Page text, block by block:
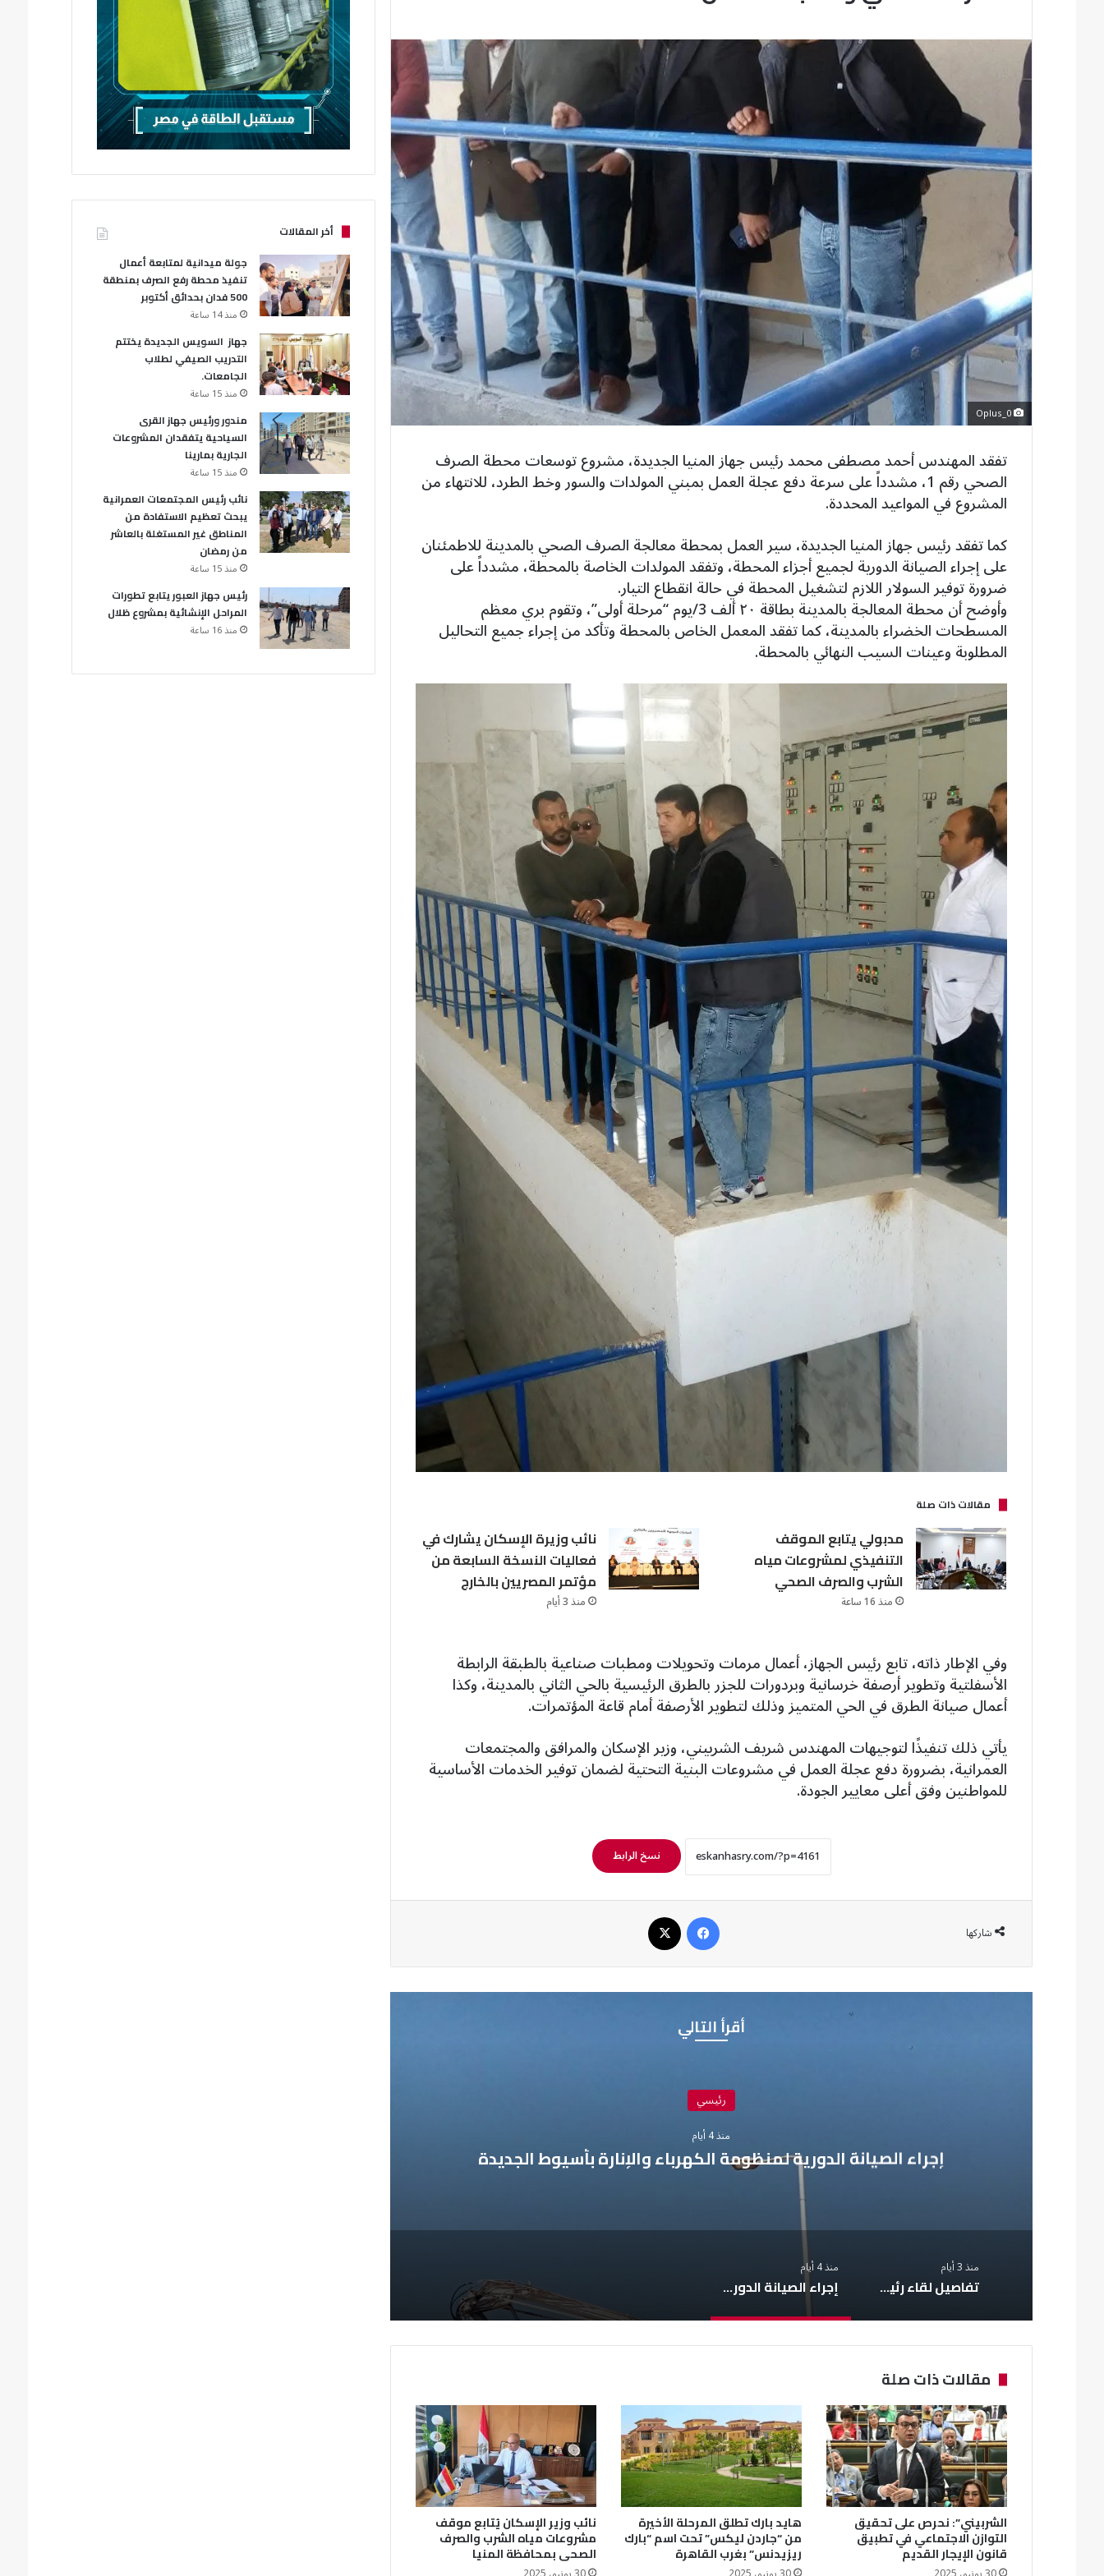
Oplus_0
تفقد المهندس أحمد مصطفى محمد رئيس جهاز المنيا الجديدة، مشروع توسعات محطة الصرف
الصحي رقم 1، مشدداً على سرعة دفع عجلة العمل بمبني المولدات والسور وخط الطرد، للانتهاء من
المشروع في المواعيد المحددة.
كما تفقد رئيس جهاز المنيا الجديدة، سير العمل بمحطة معالجة الصرف الصحي بالمدينة للاطمئنان
على إجراء الصيانة الدورية لجميع أجزاء المحطة، وتفقد المولدات الخاصة بالمحطة، مشدداً على
ضرورة توفير السولار اللازم لتشغيل المحطة في حالة انقطاع التيار.
وأوضح أن محطة المعالجة بالمدينة بطاقة ٢٠ ألف 3/يوم “مرحلة أولى”، وتقوم بري معظم
المسطحات الخضراء بالمدينة، كما تفقد المعمل الخاص بالمحطة وتأكد من إجراء جميع التحاليل
المطلوبة وعينات السيب النهائي بالمحطة.
مقالات ذات صلة
مدبولي يتابع الموقف
التنفيذي لمشروعات مياه
الشرب والصرف الصحي
منذ 16 ساعة
نائب وزيرة الإسكان يشارك في
فعاليات النسخة السابعة من
مؤتمر المصريين بالخارج
منذ 3 أيام
وفي الإطار ذاته، تابع رئيس الجهاز، أعمال مرمات وتحويلات ومطبات صناعية بالطبقة الرابطة
الأسفلتية وتطوير أرصفة خرسانية وبردورات للجزر بالطرق الرئيسية بالحي الثاني بالمدينة، وكذا
أعمال صيانة الطرق في الحي المتميز وذلك لتطوير الأرصفة أمام قاعة المؤتمرات.
يأتي ذلك تنفيذًا لتوجيهات المهندس شريف الشربيني، وزير الإسكان والمرافق والمجتمعات
العمرانية، بضرورة دفع عجلة العمل في مشروعات البنية التحتية لضمان توفير الخدمات الأساسية
للمواطنين وفق أعلى معايير الجودة.
نسخ الرابط
شاركها
أقرأ التالي
رئيسي
منذ 4 أيام
إجراء الصيانة الدورية لمنظومة الكهرباء والإنارة بأسيوط الجديدة
منذ 3 أيام
تفاصيل لقاء رئيس صندوق الإسكان الاجتماعي بمحافظ جنوب سيناء
منذ 4 أيام
إجراء الصيانة الدورية لمنظومة الكهرباء والإنارة بأسيوط الجديدة
مقالات ذات صلة
الشربيني”: نحرص على تحقيق
التوازن الاجتماعي في تطبيق
قانون الإيجار القديم
هايد بارك تطلق المرحلة الأخيرة
من “جاردن ليكس” تحت اسم “بارك
ريزيدنس” بغرب القاهرة
نائب وزير الإسكان يُتابع موقف
مشروعات مياه الشرب والصرف
الصحى بمحافظة المنيا
أخر المقالات
جولة ميدانية لمتابعة أعمال
تنفيذ محطة رفع الصرف بمنطقة
500 فدان بحدائق أكتوبر
منذ 14 ساعة
جهاز السويس الجديدة يختتم
التدريب الصيفي لطلاب
الجامعات.
منذ 15 ساعة
مندور ورئيس جهاز القرى
السياحية يتفقدان المشروعات
الجارية بمارينا
منذ 15 ساعة
نائب رئيس المجتمعات العمرانية
يبحث تعظيم الاستفادة من
المناطق غير المستغلة بالعاشر
من رمضان
منذ 15 ساعة
رئيس جهاز العبور يتابع تطورات
المراحل الإنشائية بمشروع ظلال
منذ 16 ساعة